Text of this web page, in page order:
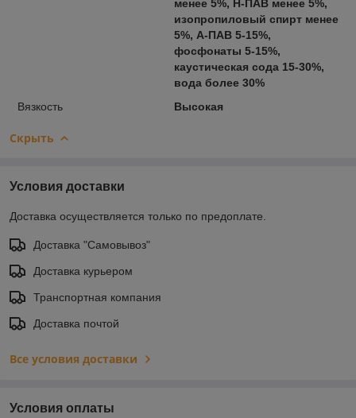
менее 5%, Н-ПАВ менее 5%,
изопропиловый спирт менее
5%, А-ПАВ 5-15%,
фосфонаты 5-15%,
каустическая сода 15-30%,
вода более 30%
Вязкость
Высокая
Скрыть
Условия доставки
Доставка осуществляется только по предоплате.
Доставка "Самовывоз"
Доставка курьером
Транспортная компания
Доставка почтой
Все условия доставки
Условия оплаты